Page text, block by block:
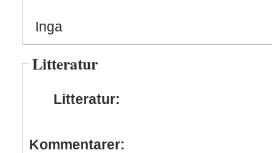
Inga
Litteratur
Litteratur:
Kommentarer: